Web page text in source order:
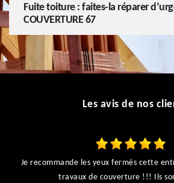
Fuite toiture : faites-la réparer
COUVERTURE 67
Les avis de nos
Je recommande les yeux fermés cette
travaux de couverture !!! Ils